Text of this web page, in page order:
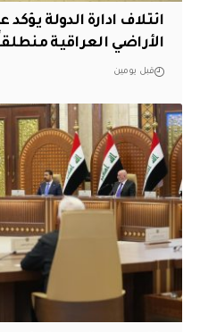
ائتلاف ادارة الدولة
الأراضي العراقية
قبل يومين